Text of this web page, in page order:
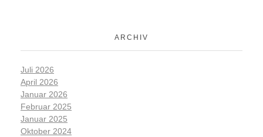
ARCHIV
Juli 2026
April 2026
Januar 2026
Februar 2025
Januar 2025
Oktober 2024